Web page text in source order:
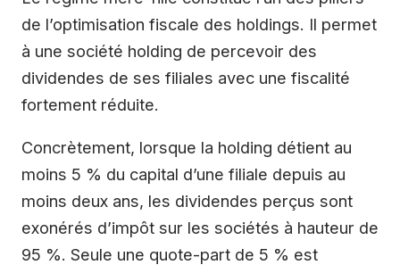
de l’optimisation fiscale des holdings. Il permet
à une société holding de percevoir des
dividendes de ses filiales avec une fiscalité
fortement réduite.
Concrètement, lorsque la holding détient au
moins 5 % du capital d’une filiale depuis au
moins deux ans, les dividendes perçus sont
exonérés d’impôt sur les sociétés à hauteur de
95 %. Seule une quote-part de 5 % est